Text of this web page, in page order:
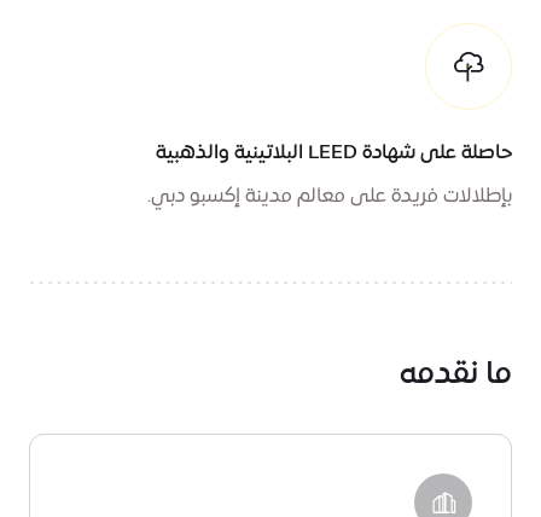
حاصلة على شهادة LEED البلاتينية والذهبية
بإطلالات فريدة على معالم مدينة إكسبو دبي.
ما نقدمه